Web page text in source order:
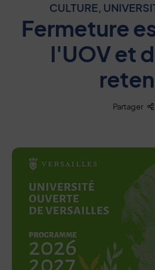
CULTURE,
Fermeture
l'UOV et
Partager